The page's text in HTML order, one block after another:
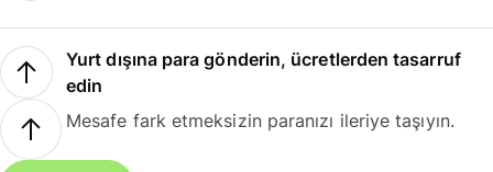
Yurt dışına para gönderin, ücretlerden tasarruf
edin
Mesafe fark etmeksizin paranızı ileriye taşıyın.